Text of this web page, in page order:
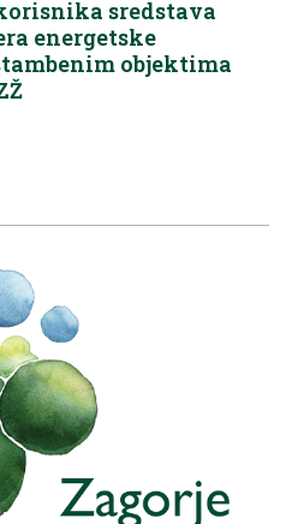
sredstava
energetske
objektima